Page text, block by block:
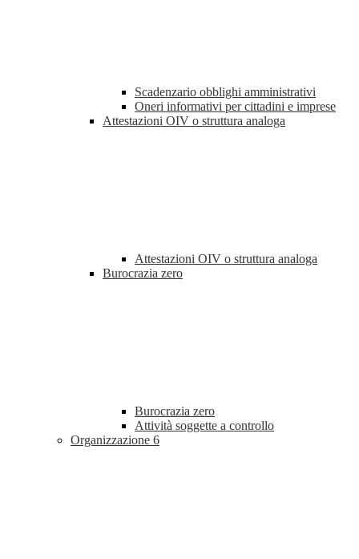
Scadenzario obblighi amministrativi
Oneri informativi per cittadini e imprese
Attestazioni OIV o struttura analoga
Attestazioni OIV o struttura analoga
Burocrazia zero
Burocrazia zero
Attività soggette a controllo
Organizzazione 6